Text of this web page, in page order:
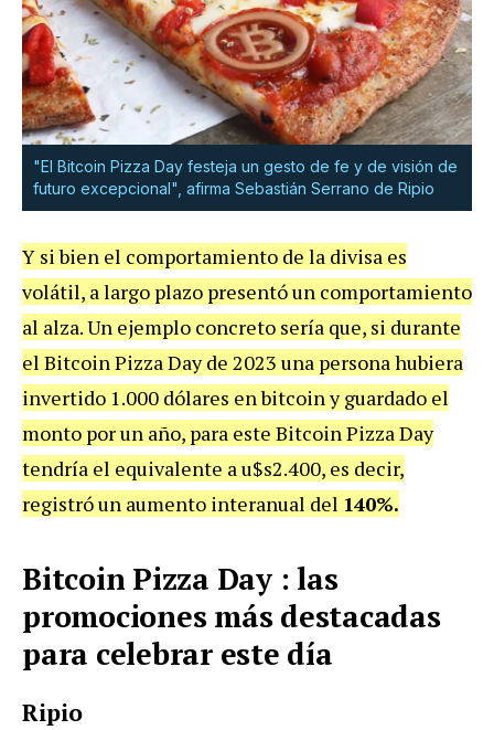
"El Bitcoin Pizza Day festeja un gesto de fe y de visión de
futuro excepcional", afirma Sebastián Serrano de Ripio
Y si bien el comportamiento de la divisa es
volátil, a largo plazo presentó un comportamiento
al alza. Un ejemplo concreto sería que, si durante
el Bitcoin Pizza Day de 2023 una persona hubiera
invertido 1.000 dólares en bitcoin y guardado el
monto por un año, para este Bitcoin Pizza Day
tendría el equivalente a u$s2.400, es decir,
registró un aumento interanual del 140%.
Bitcoin Pizza Day : las
promociones más destacadas
para celebrar este día
Ripio